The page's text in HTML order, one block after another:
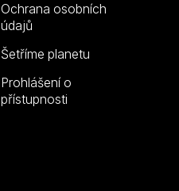
Ochrana osobních
údajů
Šetříme planetu
Prohlášení o
přístupnosti